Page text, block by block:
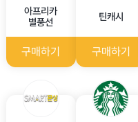
아프리카
별풍선
구매하기
틴캐시
구매하기